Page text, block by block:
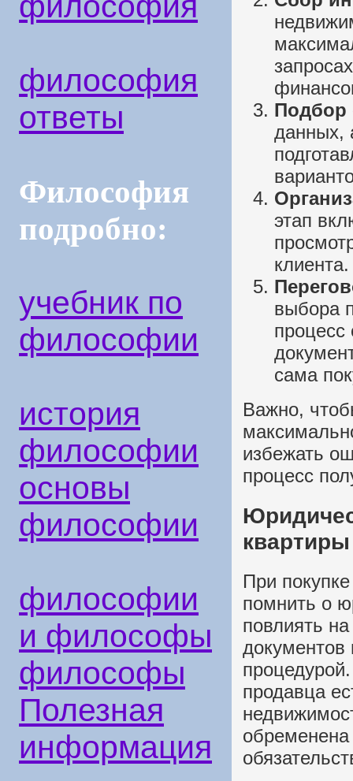
философия
ответы
Философия
подробно:
учебник по
философии
история
философии
основы
философии
философии
и философы
философы
Полезная
информация
Подбор
данных,
этап
клиента.
выбора
процесс
сама
Важно,
избежать
процесс
При
помнить о
повлиять
документов
продавца